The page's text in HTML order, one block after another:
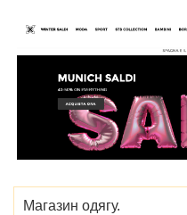
Магазин одягу.